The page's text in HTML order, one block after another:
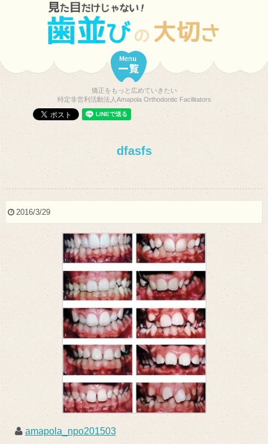
矯正をもっと広めていきたい
特定非営利活動法人Amapola Orthodontic Facilitators
dfasfs
2016/3/29
amapola_npo201503